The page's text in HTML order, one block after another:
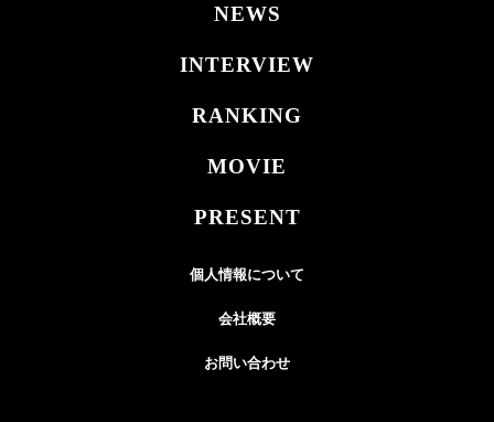
NEWS
INTERVIEW
RANKING
MOVIE
PRESENT
個人情報について
会社概要
お問い合わせ